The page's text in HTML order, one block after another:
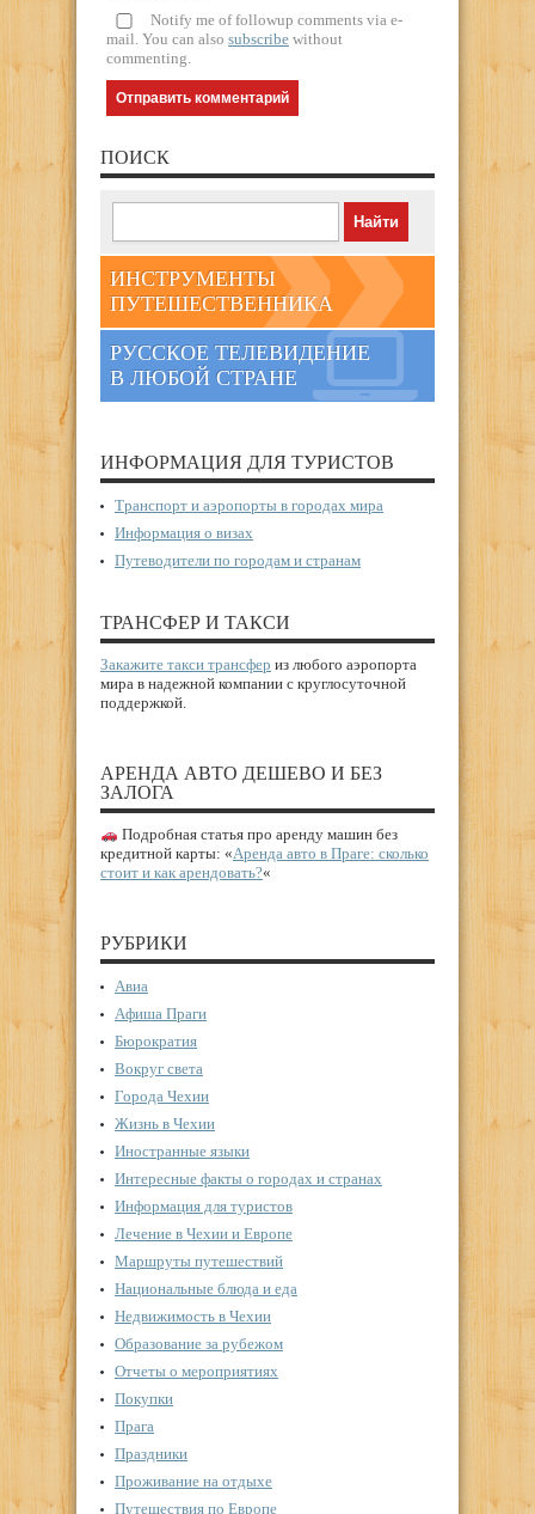
Notify me of followup comments via e-
mail. You can also subscribe without
commenting.
ПОИСК
ИНСТРУМЕНТЫ
ПУТЕШЕСТВЕННИКА
РУССКОЕ ТЕЛЕВИДЕНИЕ
В ЛЮБОЙ СТРАНЕ
ИНФОРМАЦИЯ ДЛЯ ТУРИСТОВ
Транспорт и аэропорты в городах мира
Информация о визах
Путеводители по городам и странам
ТРАНСФЕР И ТАКСИ
Закажите такси трансфер из любого аэропорта
мира в надежной компании с круглосуточной
поддержкой.
АРЕНДА АВТО ДЕШЕВО И БЕЗ
ЗАЛОГА
Подробная статья про аренду машин без
кредитной карты: «Аренда авто в Праге: сколько
стоит и как арендовать?«
РУБРИКИ
Авиа
Афиша Праги
Бюрократия
Вокруг света
Города Чехии
Жизнь в Чехии
Иностранные языки
Интересные факты о городах и странах
Информация для туристов
Лечение в Чехии и Европе
Маршруты путешествий
Национальные блюда и еда
Недвижимость в Чехии
Образование за рубежом
Отчеты о мероприятиях
Покупки
Прага
Праздники
Проживание на отдыхе
Путешествия по Европе